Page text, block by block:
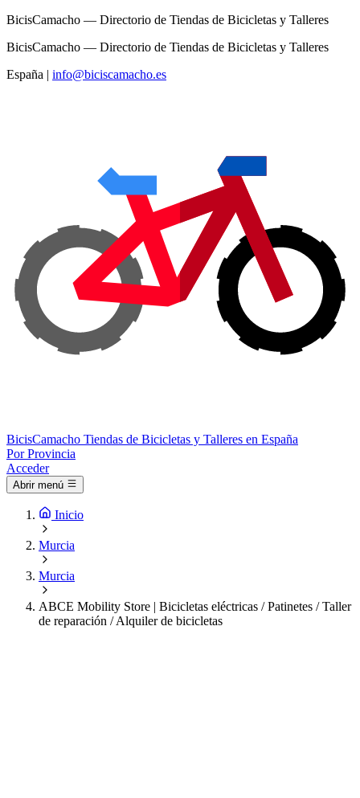
BicisCamacho — Directorio de Tiendas de Bicicletas y Talleres
BicisCamacho — Directorio de Tiendas de Bicicletas y Talleres
España | info@biciscamacho.es
BicisCamacho Tiendas de Bicicletas y Talleres en España
Por Provincia
Acceder
Abrir menú
Inicio
Murcia
Murcia
ABCE Mobility Store | Bicicletas eléctricas / Patinetes / Taller
de reparación / Alquiler de bicicletas